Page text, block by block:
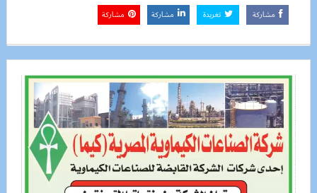
مشاركة تغريدة مشاركة مشاركة